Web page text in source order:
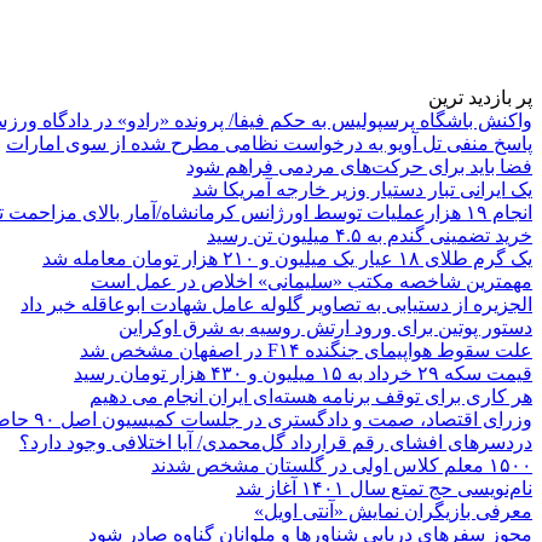
پر بازدید ترین
واکنش باشگاه پرسپولیس به حکم فیفا/ پرونده «رادو» در دادگاه
پاسخ منفی تل آویو به درخواست نظامی مطرح شده از سوی امارات
فضا باید برای حرکت‌های مردمی فراهم شود
یک ایرانی تبار دستیار وزیر خارجه آمریکا شد
انجام ۱۹ هزارعملیات توسط اورژانس کرمانشاه/آمار بالای مزاحمت تلفنی
خرید تضمینی گندم به ۴.۵ میلیون تن رسید
یک گرم طلای ۱۸ عیار یک میلیون و ۲۱۰ هزار تومان معامله شد
مهمترین شاخصه مکتب «سلیمانی» اخلاص در عمل است
الجزیره از دستیابی به تصاویر گلوله عامل شهادت ابوعاقله خبر داد
دستور پوتین برای ورود ارتش روسیه به شرق اوکراین
علت سقوط هواپیمای جنگنده F۱۴ در اصفهان مشخص شد
قیمت سکه ۲۹ خرداد به ۱۵ میلیون و ۴۳۰ هزار تومان رسید
هر کاری برای توقف برنامه هسته‌ای ایران انجام می دهیم
وزرای اقتصاد، صمت و دادگستری در جلسات کمیسیون اصل ۹۰ حاضر می‌شوند
دردسرهای افشای رقم قرارداد گل‌محمدی/ آیا اختلافی وجود دارد؟
۱۵۰۰ معلم کلاس اولی در گلستان مشخص شدند
نام‌نویسی حج تمتع سال ۱۴۰۱ آغاز شد
معرفی بازیگران نمایش «آنتی اویل»
مجوز سفرهای دریایی شناورها و ملوانان گناوه صادر شود